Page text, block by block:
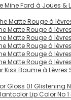
Mine Fard à Joues &
Matte Rouge à
Matte Rouge à
Matte Rouge à
Matte Rouge à
Matte Rouge à
Matte Rouge à
Kiss Baume à Lèvres
Gloss 01 Glistening
Lip Color No 1